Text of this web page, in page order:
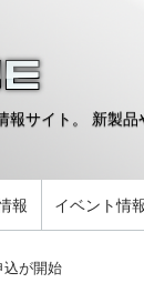
報サイト。 新製
報 イベント情
込が開始